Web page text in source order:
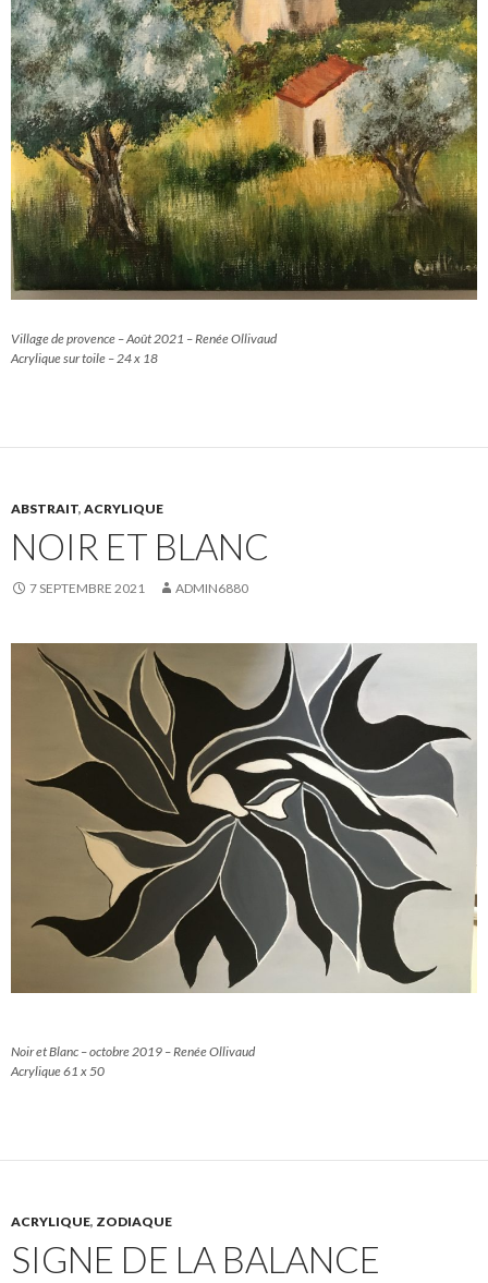
Village de provence – Août 2021 – Renée Ollivaud
Acrylique sur toile – 24 x 18
ABSTRAIT, ACRYLIQUE
NOIR ET BLANC
7 SEPTEMBRE 2021 ADMIN6880
Noir et Blanc – octobre 2019 – Renée Ollivaud
Acrylique 61 x 50
ACRYLIQUE, ZODIAQUE
SIGNE DE LA BALANCE